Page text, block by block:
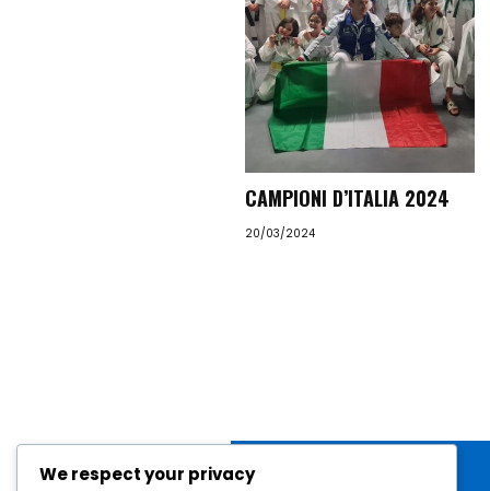
CAMPIONI D’ITALIA 2024
20/03/2024
We respect your privacy